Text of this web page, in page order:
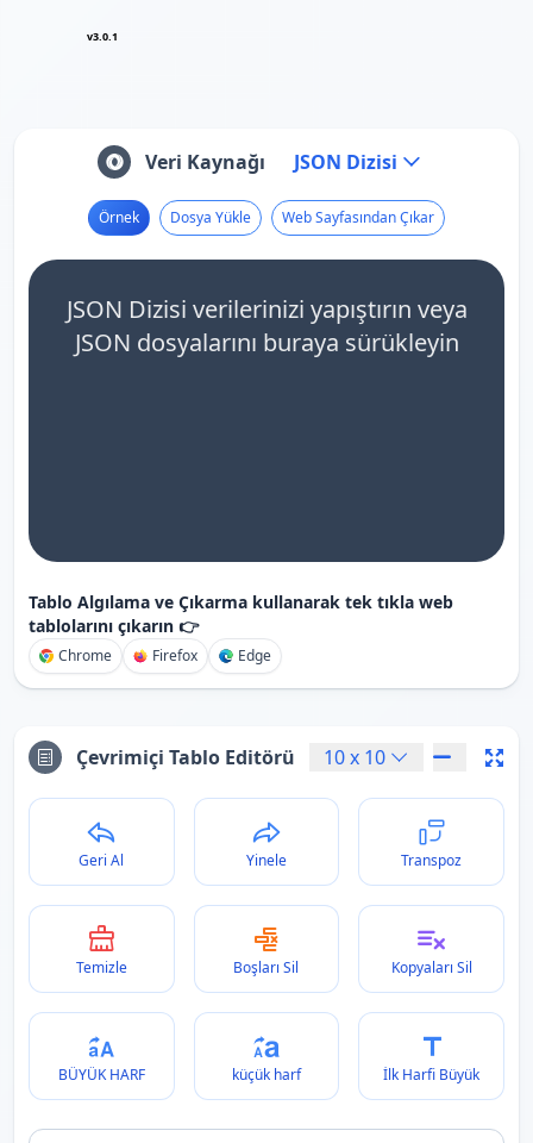
v3.0.1
Veri Kaynağı JSON Dizisi
Örnek Dosya Yükle Web Sayfasından Çıkar
JSON Dizisi verilerinizi yapıştırın veya
JSON dosyalarını buraya sürükleyin
Tablo Algılama ve Çıkarma kullanarak tek tıkla web
tablolarını çıkarın 👉
Chrome Firefox Edge
Çevrimiçi Tablo Editörü 10x 10
Geri Al Yinele Transpoz
Temizle Boşları Sil Kopyaları Sil
BÜYÜK HARF küçük harf İlk Harfi Büyük